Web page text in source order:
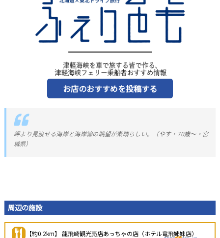
お店のおすすめを投稿する
岬より見渡せる海岸と海岸線の眺望が素晴らしい。（やす・70歳～・宮
城県）
周辺の施設
【約0.2km】 龍飛崎観光売店あっちゃの店（ホテル竜飛姉妹店）